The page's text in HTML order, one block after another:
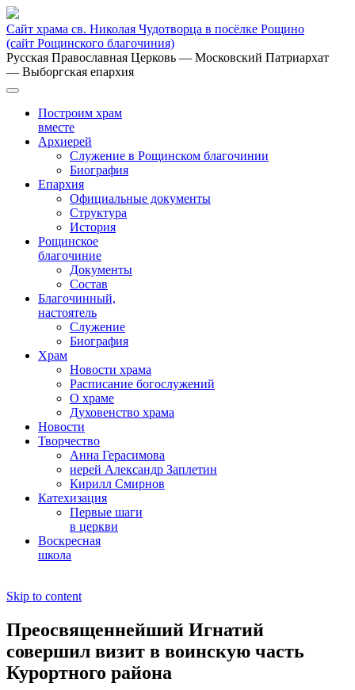
Сайт храма св. Николая Чудотворца в посёлке Рощино
(сайт Рощинского благочиния)
Русская Православная Церковь — Московский Патриархат
— Выборгская епархия
Построим храм
вместе
Архиерей
Служение в Рощинском благочинии
Биография
Епархия
Официальные документы
Структура
История
Рощинское
благочиние
Документы
Состав
Благочинный,
настоятель
Служение
Биография
Храм
Новости храма
Расписание богослужений
О храме
Духовенство храма
Новости
Творчество
Анна Герасимова
иерей Александр Заплетин
Кирилл Смирнов
Катехизация
Первые шаги
в церкви
Воскресная
школа
Skip to content
Преосвященнейший Игнатий
совершил визит в воинскую часть
Курортного района